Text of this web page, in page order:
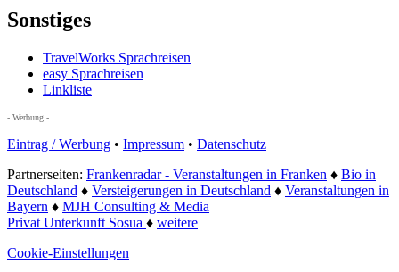
Sonstiges
TravelWorks Sprachreisen
easy Sprachreisen
Linkliste
- Werbung -
Eintrag / Werbung • Impressum • Datenschutz
Partnerseiten: Frankenradar - Veranstaltungen in Franken ♦ Bio in
Deutschland ♦ Versteigerungen in Deutschland ♦ Veranstaltungen in
Bayern ♦ MJH Consulting & Media
Privat Unterkunft Sosua ♦ weitere
Cookie-Einstellungen